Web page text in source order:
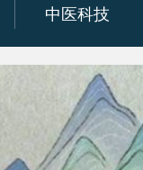
中医科技